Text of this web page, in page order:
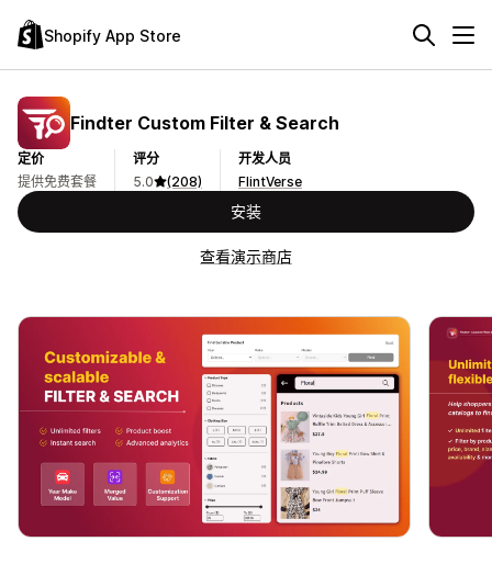
Shopify App Store
Findter Custom Filter & Search
定价
提供免费套餐
评分
5.0
(208)
开发人员
FlintVerse
安装
查看演示商店